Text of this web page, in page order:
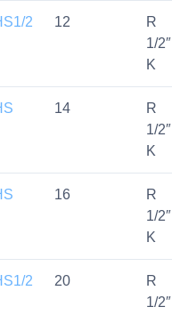
2 12
R
1/2″
K
14
R
1/2″
K
16
R
1/2″
K
2 20
R
1/2″